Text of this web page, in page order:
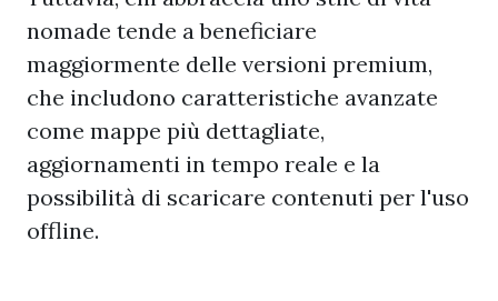
nomade tende a beneficiare
maggiormente delle versioni premium,
che includono caratteristiche avanzate
come mappe più dettagliate,
aggiornamenti in tempo reale e la
possibilità di scaricare contenuti per l'uso
offline.